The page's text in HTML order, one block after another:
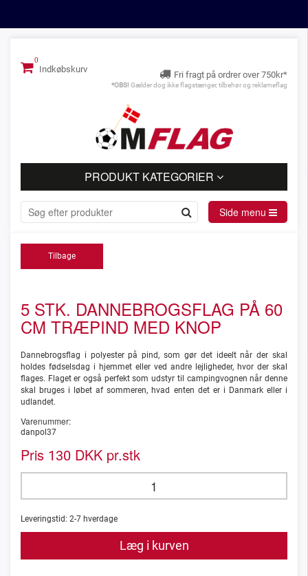
Indkøbskurv
Fri fragt på ordrer over 750kr*
*OBS! Gælder dog ikke flagstænger, tilbehør og reklameflag
PRODUKT KATEGORIER
Side menu
Tilbage
5 STK. DANNEBROGSFLAG PÅ 60
CM TRÆPIND MED KNOP
Dannebrogsflag i polyester på pind, som gør det ideelt når der skal
holdes fødselsdag i hjemmet eller ved andre lejligheder, hvor der skal
flages. Flaget er også perfekt som udstyr til campingvognen når denne
skal bruges i løbet af sommeren, hvad enten det er i Danmark eller i
udlandet.
Varenummer:
danpol37
Pris 130 DKK pr.stk
Leveringstid: 2-7 hverdage
Læg i kurven